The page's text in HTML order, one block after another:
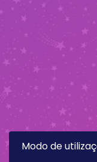
Modo de